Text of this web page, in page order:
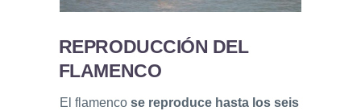
REPRODUCCIÓN DEL
FLAMENCO
El flamenco se reproduce hasta los seis